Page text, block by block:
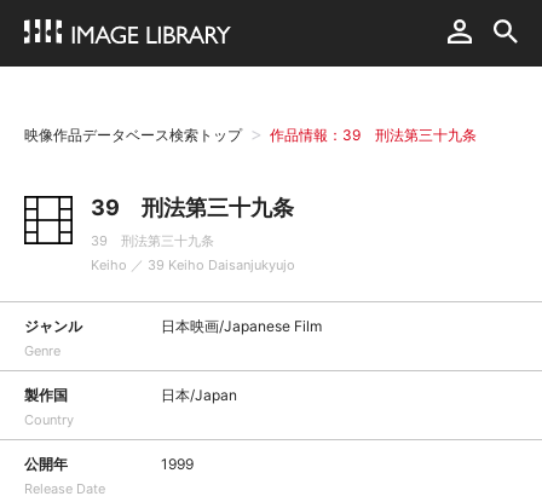
映像作品データベース検索トップ 作品情報：39 刑法第三十九条
39 刑法第三十九条
39 刑法第三十九条
Keiho ／ 39 Keiho Daisanjukyujo
ジャンル
Genre
日本映画/Japanese Film
製作国
Country
日本/Japan
公開年
Release Date
1999